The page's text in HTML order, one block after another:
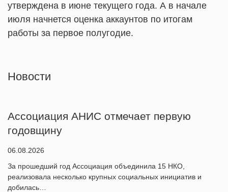
утверждена в июне текущего года. А в начале
июля начнется оценка аккаунтов по итогам
работы за первое полугодие.
Новости
Ассоциация АНИС отмечает первую
годовщину
06.08.2026
За прошедший год Ассоциация объединила 15 НКО,
реализовала несколько крупных социальных инициатив и
добилась…